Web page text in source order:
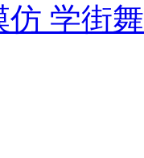
学街